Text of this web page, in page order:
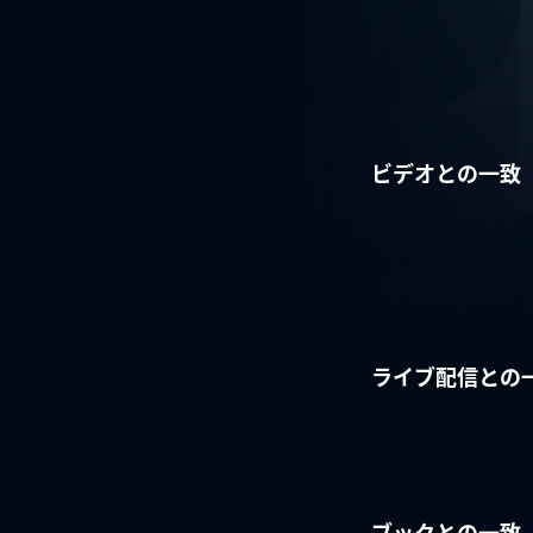
ビデオとの一致
ライブ配信との